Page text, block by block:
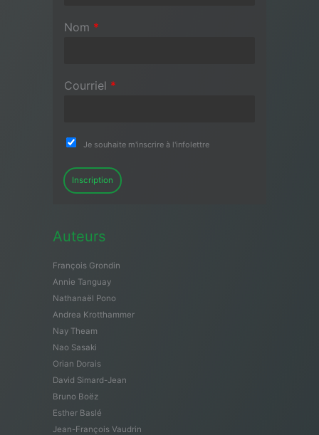
Nom *
Courriel *
Je souhaite m'inscrire à l'infolettre
Inscription
Auteurs
François Grondin
Annie Tanguay
Nathanaël Pono
Andrea Krotthammer
Nay Theam
Nao Sasaki
Orian Dorais
David Simard-Jean
Bruno Boëz
Esther Baslé
Jean-François Vaudrin